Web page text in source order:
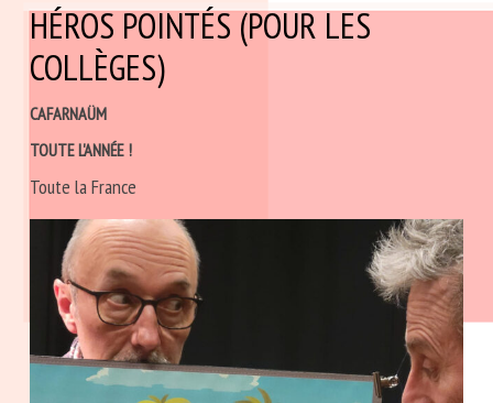
HÉROS POINTÉS (POUR LES
COLLÈGES)
CAFARNAÜM
TOUTE L'ANNÉE !
Toute la France